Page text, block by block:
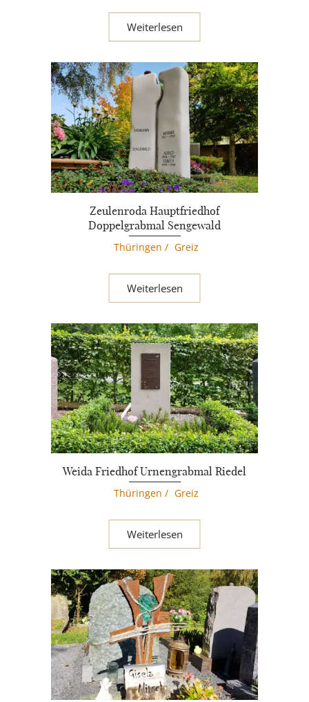
Weiterlesen
Zeulenroda Hauptfriedhof
Doppelgrabmal Sengewald
Thüringen / Greiz
Weiterlesen
Weida Friedhof Urnengrabmal Riedel
Thüringen / Greiz
Weiterlesen